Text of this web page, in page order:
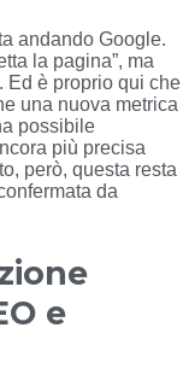
andando Google.
la pagina”, ma
Ed è proprio qui che
una nuova metrica
possibile
più precisa
però, questa resta
da
e